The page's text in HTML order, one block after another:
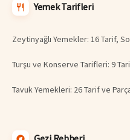
Yemek Tarifleri
Zeytinyağlı Yemekler: 16 Tarif,
Turşu ve Konserve Tarifleri: 9
Tavuk Yemekleri: 26 Tarif ve